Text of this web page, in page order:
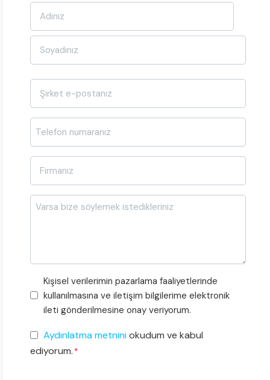
Ad-
Soyad
*
posta
*
Adı
*
Mesajı
Pazarlama
Faaliyetleri
Onayı
Kişisel verilerimin pazarlama faaliyetlerinde
kullanılmasına ve iletişim bilgilerime elektronik
ileti gönderilmesine onay veriyorum.
KVKK
Onayı
Aydınlatma metniniokudum ve kabul
ediyorum. *